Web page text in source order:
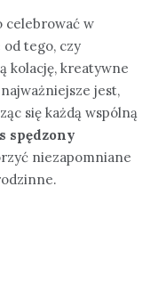
celebrować w
tego, czy
kolację, kreatywne
jest,
się każdą wspólną
spędzony
niezapomniane